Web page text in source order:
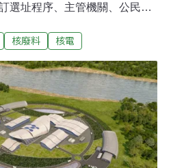
選址程序、主管機關、公民參
放法案懸缺多年 民間提出多階
對低放射性核廢料的選址條
於高放射性廢棄物，至今沒有
立核廢處置辦公室，首要任務
政院版出爐之前，民間團體今
物選址暨處置條例」草案。
行動聯盟、蠻野心足生態協會
核廢料 核電